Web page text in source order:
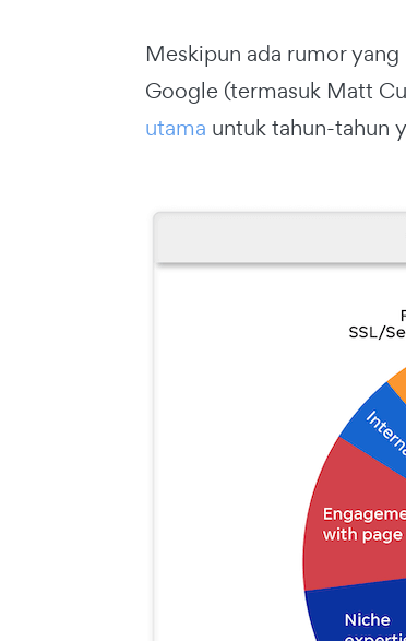
Meskipun ada rumor
Google (termasuk Matt
utama untuk tahun-tahun